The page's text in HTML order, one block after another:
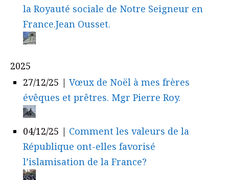
la Royauté sociale de Notre Seigneur en
France.Jean Ousset.
2025
27/12/25 | Vœux de Noël à mes frères
évêques et prêtres. Mgr Pierre Roy.
04/12/25 | Comment les valeurs de la
République ont-elles favorisé
l’islamisation de la France?